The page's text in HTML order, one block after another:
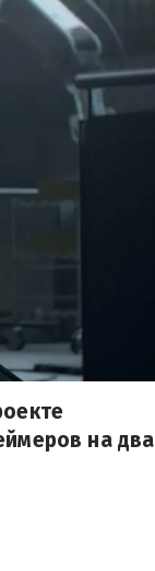
на два